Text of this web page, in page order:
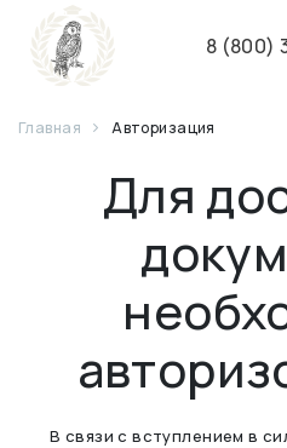
8 (800)
Главная Авторизация
Для
В связи с вступлением в